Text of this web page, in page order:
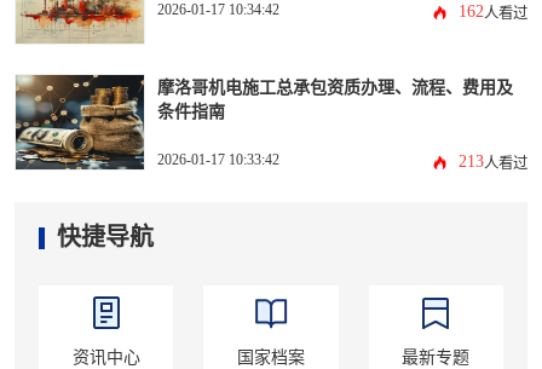
2026-01-17 10:34:42 162人看过
摩洛哥机电施工总承包资质办理、流程、费用及
条件指南
2026-01-17 10:33:42 213人看过
快捷导航
资讯中心 国家档案 最新专题